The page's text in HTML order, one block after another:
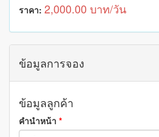
ราคา: 2,000.00 บาท/วัน
ข้อมูลการจอง
ข้อมูลลูกค้า
คำนำหน้า *